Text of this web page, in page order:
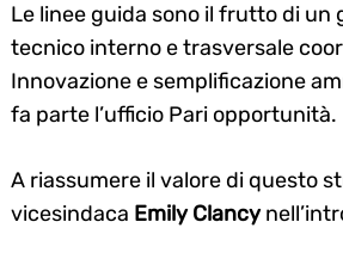
Le linee guida sono il frutto di un
tecnico interno e trasversale
Innovazione e semplificazione
fa parte l’ufficio Pari opportunità.
A riassumere il valore di questo
vicesindaca Emily Clancy